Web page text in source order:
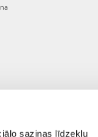
saziņas līdzekļu